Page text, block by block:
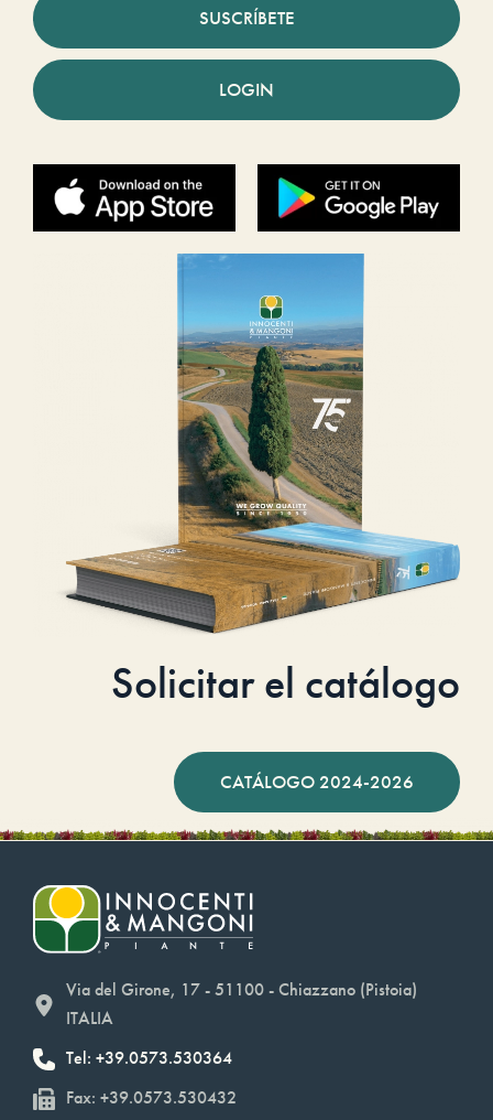
SUSCRÍBETE
LOGIN
Solicitar el catálogo
CATÁLOGO 2024-2026
Via del Girone, 17 - 51100 - Chiazzano (Pistoia)
ITALIA
Tel: +39.0573.530364
Fax: +39.0573.530432